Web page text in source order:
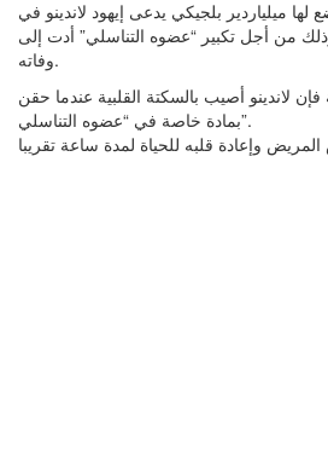
ميلياردير بلجيكي يدعى إيهود لاندينو في
من أجل تكبير “عضوه التناسلي” أدت إلى
وفاته.
فإن لاندينو أصيب بالسكتة القلبية عندما حقن
بمادة خاصة في “عضوه التناسلي”.